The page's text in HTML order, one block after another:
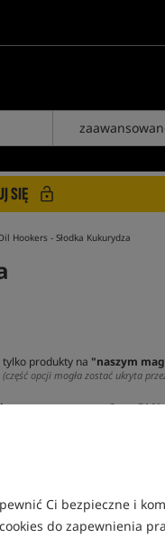
Ci bezpieczne i
do zapewnienia
SIĘ
Hookers - Słodka Kukurydza
tylko produkty na "naszym
(część opcji mogła zostać ukryta
Cena PLN
0,13